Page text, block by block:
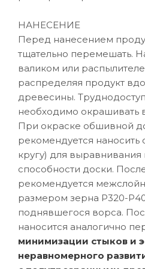
НАНЕСЕНИЕ
Перед нанесением
тщательно перемешать.
валиком или
распределяя продукт
древесины.
необходимо окрашивать
При окраске обшивной
рекомендуется наносить
кругу) для
способности доски.
рекомендуется
размером зерна P320-
поднявшегося ворса.
наносится аналогично
минимизации стыков и
неравномерного